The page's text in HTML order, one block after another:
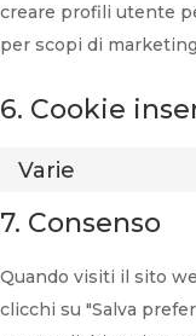
creare profili utente
per scopi di
6. Cookie
Varie
7. Consenso
Quando visiti il sito
clicchi su "Salva